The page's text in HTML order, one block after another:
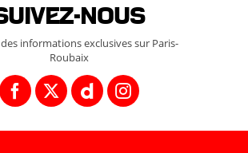
Suivez-nous
des informations exclusives sur Paris-
Roubaix